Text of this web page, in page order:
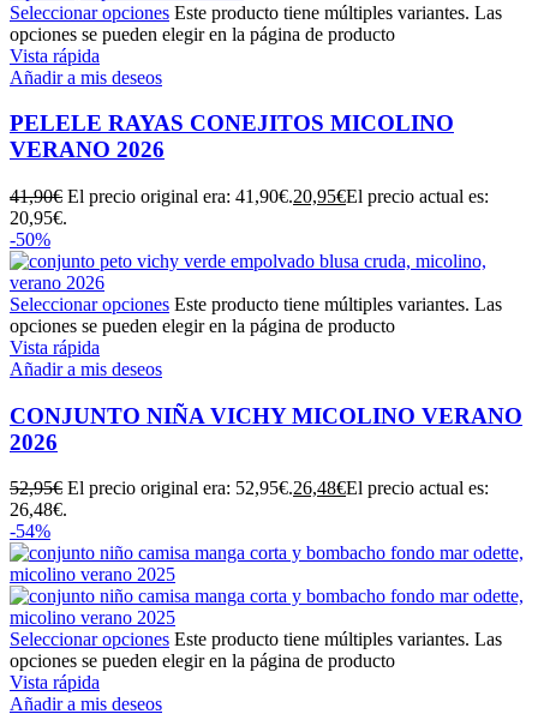
Seleccionar opciones Este producto tiene múltiples variantes. Las
opciones se pueden elegir en la página de producto
Vista rápida
Añadir a mis deseos
PELELE RAYAS CONEJITOS MICOLINO
VERANO 2026
41,90€ El precio original era: 41,90€.20,95€El precio actual es:
20,95€.
-50%
Seleccionar opciones Este producto tiene múltiples variantes. Las
opciones se pueden elegir en la página de producto
Vista rápida
Añadir a mis deseos
CONJUNTO NIÑA VICHY MICOLINO VERANO
2026
52,95€ El precio original era: 52,95€.26,48€El precio actual es:
26,48€.
-54%
Seleccionar opciones Este producto tiene múltiples variantes. Las
opciones se pueden elegir en la página de producto
Vista rápida
Añadir a mis deseos